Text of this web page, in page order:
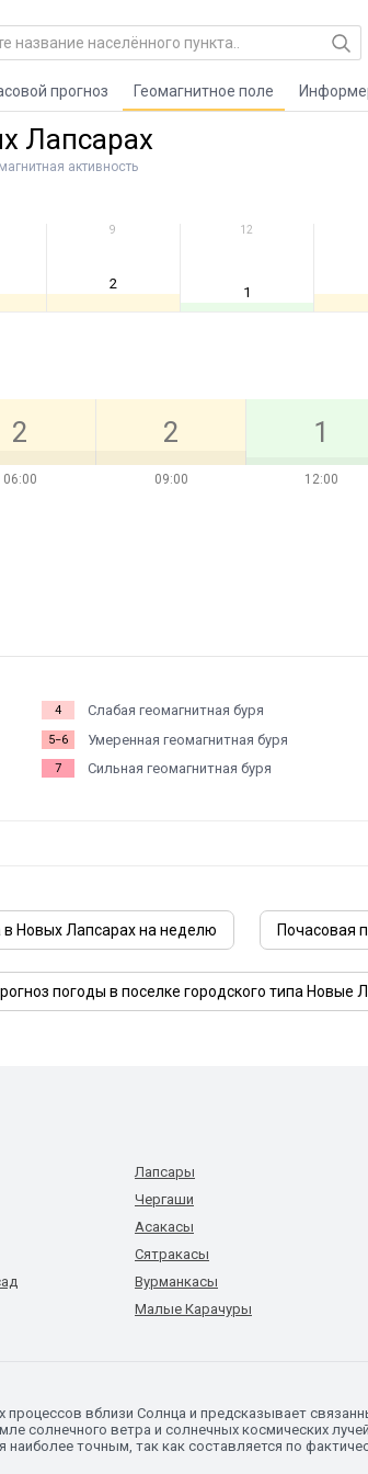
прогноз Геомагнитное поле
Лапсарах
активность
9
2
12
1
06:00
2
09:00
2
12:00
1
4 Слабая геомагнитная буря
5−6 Умеренная геомагнитная буря
7 Сильная геомагнитная буря
в Новых Лапсарах на неделю Почасовая
погоды в поселке городского типа Новые
Лапсары
Чергаши
Асакасы
Сятракасы
Вурманкасы
Малые Карачуры
вблизи Солнца и предсказывает
солнечного ветра и солнечных космических
точным, так как составляется по